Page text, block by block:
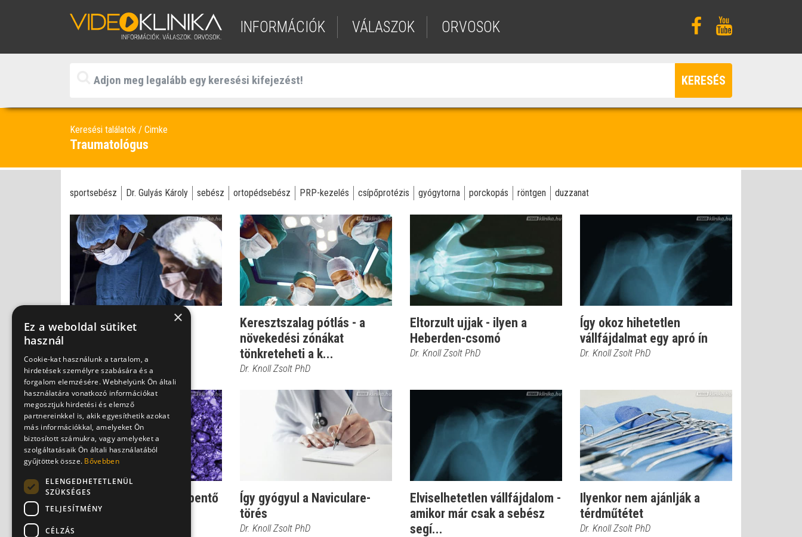
INFORMÁCIÓK VÁLASZOK ORVOSOK
KERESÉS
Keresési találatok Cimke
Traumatológus
sportsebész Dr. Gulyás Károly sebész ortopédsebész PRP-kezelés csípőprotézis gyógytorna porckopás röntgen duzzanat
Eltűnő végtagcsonk -
amputáció után
Dr. Knoll Zsolt PhD
Keresztszalag pótlás - a
növekedési zónákat
tönkreteheti a k...
Dr. Knoll Zsolt PhD
Eltorzult ujjak - ilyen a
Heberden-csomó
Dr. Knoll Zsolt PhD
Így okoz hihetetlen
vállfájdalmat egy apró ín
Dr. Knoll Zsolt PhD
Csontritkulás: Megdöbbentő
mennyi magyart
veszélyeztet!
Így gyógyul a Naviculare-
törés
Dr. Knoll Zsolt PhD
Elviselhetetlen vállfájdalom -
amikor már csak a sebész
segí...
Ilyenkor nem ajánlják a
térdműtétet
Dr. Knoll Zsolt PhD
×
Ez a weboldal sütiket
használ
Cookie-kat használunk a tartalom, a
hirdetések személyre szabására és a
forgalom elemzésére. Webhelyünk Ön általi
használatára vonatkozó információkat
megosztjuk hirdetési és elemző
partnereinkkel is, akik egyesíthetik azokat
más információkkal, amelyeket Ön
biztosított számukra, vagy amelyeket a
szolgáltatásaik Ön általi használatából
gyűjtöttek össze. Bővebben
ELENGEDHETETLENÜL
SZÜKSÉGES
TELJESÍTMÉNY
CÉLZÁS